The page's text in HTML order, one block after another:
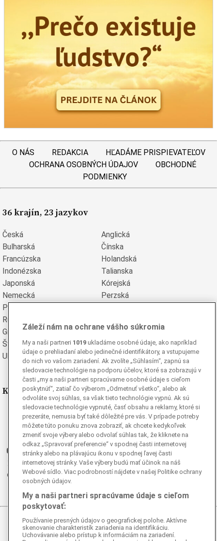
O NÁS REDAKCIA
HĽADÁME PRISPIEVATEĽOV
OCHRANA OSOBNÝCH ÚDAJOV
OBCHODNÉ
PODMIENKY
36 krajín, 23 jazykov
Česká
Anglická
Bulharská
Čínska
Francúzska
Holandská
Indonézska
Talianska
Japonská
Kórejská
Nemecká
Perzská
Poľská
Rumunská
Grécka
Španielska
Švédska
Turecká
Ukrajinská
Vietnamská
Kde nás nájdete
Facebook
Instagram
Ganjing
Youtube
Twitter
Telegram
© 2026 Epoch Times Slovensko
Záleží nám na ochrane vášho súkromia
My a naši partneri 1019 ukladáme osobné údaje, ako napríklad
údaje o prehliadaní alebo jedinečné identifikátory, a vstupujeme
do nich vo vašom zariadení. Ak zvolíte „Súhlasím“, zapnú sa
sledovacie technológie na podporu účelov, ktoré sa zobrazujú v
časti „my a naši partneri spracúvame osobné údaje s cieľom
poskytnúť“, zatiaľ čo výberom „Odmetnuť všetko“, alebo ak
odvoláte svoj súhlas, sa však tieto technológie vypnú. Ak sú
sledovacie technológie vypnuté, časť obsahu a reklamy, ktoré si
prezeráte, nemusia byť také dôležité pre vás. V prípade potreby
môžete túto ponuku znova zobraziť, ak chcete kedykoľvek
zmeniť svoje výbery alebo odvolať súhlas tak, že kliknete na
odkaz „Spravovať preferencie“ v spodnej časti internetovej
stránky alebo na plávajúcu ikonu v spodnej ľavej časti
internetovej stránky. Vaše výbery budú mať účinok na náš
Webové sídlo. Viac podrobností nájdete v našej Politike ochrany
osobných údajov.
My a naši partneri spracúvame údaje s cieľom
poskytovať:
Používanie presných údajov o geografickej polohe. Aktívne
skenovanie charakteristík zariadenia na identifikáciu.
Uchovávanie alebo prístup k informáciám na zariadení.